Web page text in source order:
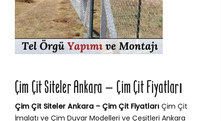
Çim Çit Siteler Ankara – Çim Çit Fiyatları
Çim Çit Siteler Ankara – Çim Çit Fiyatları Çim Çit
İmalatı ve Çim Duvar Modelleri ve Çeşitleri Ankara